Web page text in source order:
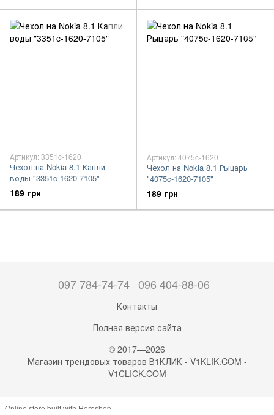
Артикул: 3351c-1620
Чехол на Nokia 8.1 Капли
воды "3351c-1620-7105"
189 грн
Артикул: 4075c-1620
Чехол на Nokia 8.1 Рыцарь
"4075c-1620-7105"
189 грн
097 784-74-74 096 404-88-06
Контакты
Полная версия сайта
© 2017—2026
Магазин трендовых товаров В1КЛИК - V1KLIK.COM -
V1CLICK.COM
Online store built with Horoshop